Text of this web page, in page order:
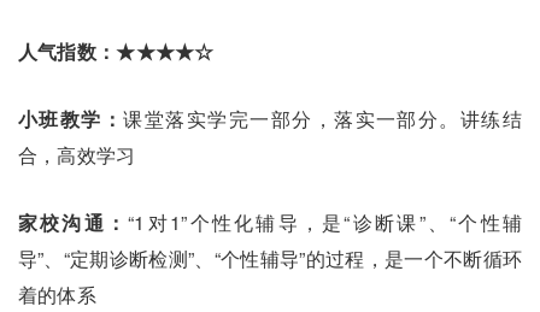
人气指数：★★★★☆
小班教学：课堂落实学完一部分，落实一部分。讲练结
合，高效学习
家校沟通：“1对1”个性化辅导，是“诊断课”、“个性辅
导”、“定期诊断检测”、“个性辅导”的过程，是一个不断循环
着的体系